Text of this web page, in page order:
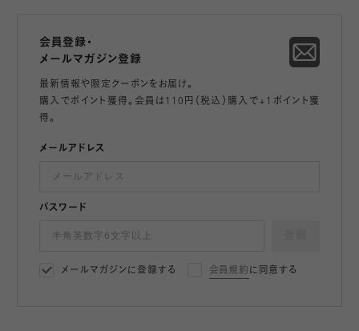
会員登録・
メールマガジン登録
最新情報や限定クーポンをお届け。
購入でポイント獲得。会員は110円（税込）購入で+1ポイント獲
得。
メールアドレス
パスワード
メールマガジンに登録する 会員規約 に同意する